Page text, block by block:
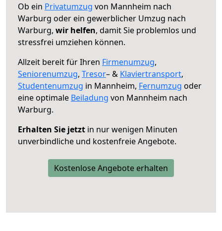
Ob ein Privatumzug von Mannheim nach
Warburg oder ein gewerblicher Umzug nach
Warburg, wir helfen, damit Sie problemlos und
stressfrei umziehen können.
Allzeit bereit für Ihren Firmenumzug,
Seniorenumzug, Tresor– & Klaviertransport,
Studentenumzug in Mannheim, Fernumzug oder
eine optimale Beiladung von Mannheim nach
Warburg.
Erhalten Sie jetzt in nur wenigen Minuten
unverbindliche und kostenfreie Angebote.
Kostenlose Angebote erhalten